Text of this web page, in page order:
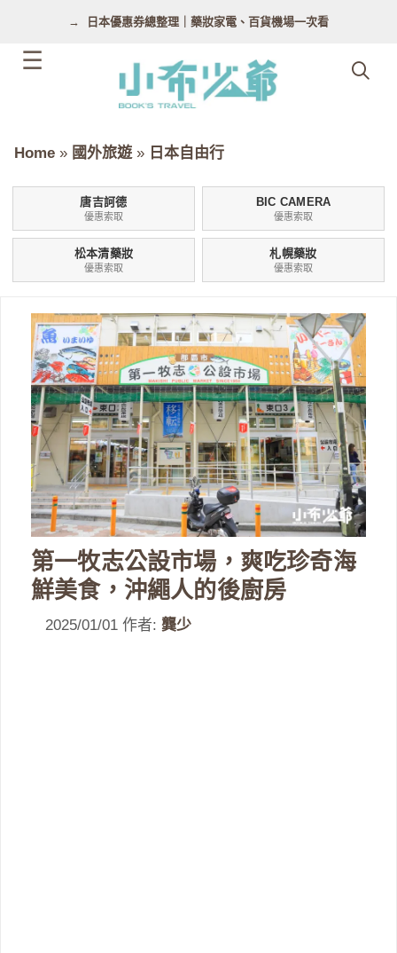
日本優惠券總整理｜藥妝家電、百貨機場一次看
Home » 國外旅遊 » 日本自由行
唐吉訶德
優惠索取
BIC CAMERA
優惠索取
松本清藥妝
優惠索取
札幌藥妝
優惠索取
第一牧志公設市場，爽吃珍奇海
鮮美食，沖繩人的後廚房
2025/01/01 作者: 龔少